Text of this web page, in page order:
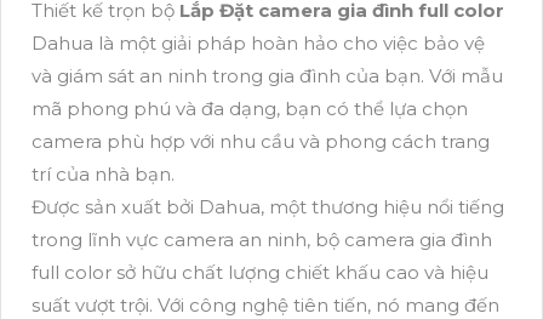
Thiết kế trọn bộ Lắp Đặt camera gia đình full color
Dahua là một giải pháp hoàn hảo cho việc bảo vệ
và giám sát an ninh trong gia đình của bạn. Với mẫu
mã phong phú và đa dạng, bạn có thể lựa chọn
camera phù hợp với nhu cầu và phong cách trang
trí của nhà bạn.
Được sản xuất bởi Dahua, một thương hiệu nổi tiếng
trong lĩnh vực camera an ninh, bộ camera gia đình
full color sở hữu chất lượng chiết khấu cao và hiệu
suất vượt trội. Với công nghệ tiên tiến, nó mang đến